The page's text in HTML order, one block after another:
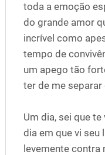
toda a emoção
do grande amor
incrível como
tempo de
um apego tão
ter de me separar
Um dia, sei que
dia em que vi seu
levemente contra